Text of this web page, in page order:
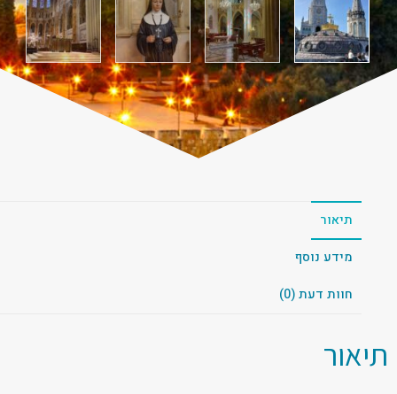
תיאור
מידע נוסף
חוות דעת (0)